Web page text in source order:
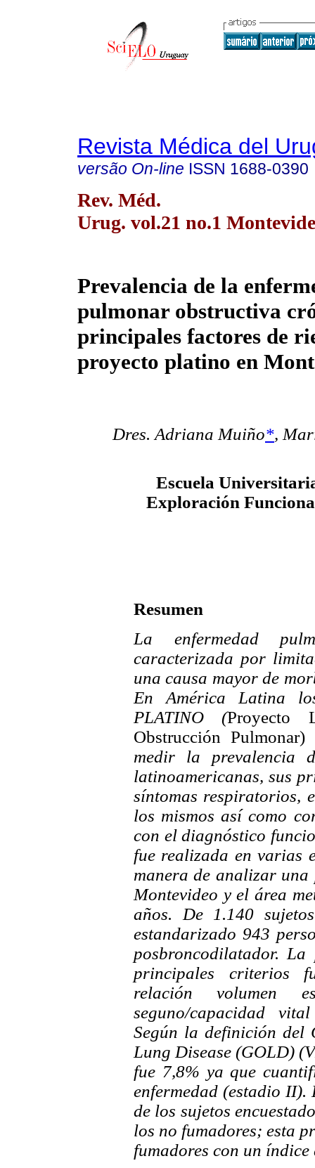
Revista Médica del
versão On-line ISSN 1688-0390
Rev. Méd.
Urug. vol.21 no.1
Prevalencia de la
pulmonar obstructiva
principales factores de
proyecto platino en
Dres. Adriana Muiño*,
Escuela
Exploración
Resumen
La enfermedad
caracterizada por
una causa mayor de
En América Latina
PLATINO (Proyecto
Obstrucción Pulmonar)
medir la prevalencia
latinoamericanas, sus
síntomas respiratorios,
los mismos así como
con el diagnóstico
fue realizada en varias
manera de analizar
Montevideo y el área
años. De 1.140
estandarizado 943
posbroncodilatador.
principales criterios
relación volumen
seguno/capacidad
Según la definición del
Lung Disease (GOLD)
fue 7,8% ya que
enfermedad (estadio II).
de los sujetos
los no fumadores; esta
fumadores con un